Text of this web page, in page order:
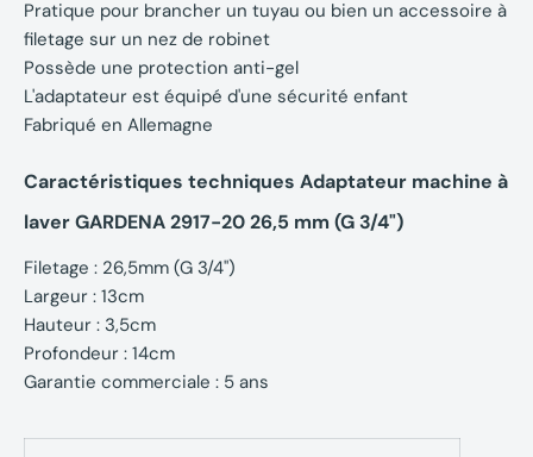
Pratique pour brancher un tuyau ou bien un accessoire à
filetage sur un nez de robinet
Possède une protection anti-gel
L'adaptateur est équipé d'une sécurité enfant
Fabriqué en Allemagne
Caractéristiques techniques Adaptateur machine à
laver GARDENA 2917-20 26,5 mm (G 3/4")
Filetage : 26,5mm (G 3/4")
Largeur : 13cm
Hauteur : 3,5cm
Profondeur : 14cm
Garantie commerciale : 5 ans